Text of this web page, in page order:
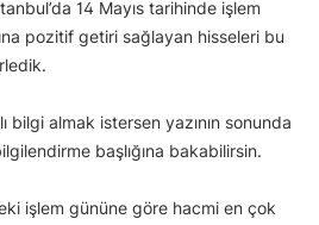
14 Mayıs tarihinde işlem
pozitif getiri sağlayan hisseleri bu
bilgi almak istersen yazının sonunda
başlığına bakabilirsin.
işlem gününe göre hacmi en çok